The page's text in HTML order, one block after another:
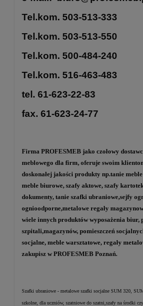
Tel.kom. 503-513-333
Tel.kom. 503-513-550
Tel.kom. 500-484-240
Tel.kom. 516-463-483
tel. 61-623-22-83
fax. 61-623-24-77
Firma PROFESMEB jako czołowy
meblowego dla firm, oferuje swoim
doskonałej jakości produkty np.tanie
meble biurowe, szafy aktowe, szafy
dokumenty, tanie szafki ubraniowe,sejfy
ognioodporne,metalowe regały
wiele innych produktów wyposażenia biur,
szpitali,magazynów, pomieszczeń
socjalne, meble warsztatowe, regały
zakupisz w PROFESMEB Poznań.
Szafki ubraniowe - metalowe szafki socjalne SUM 320,
szkolne, dla uczniów, szatniowe do szatni,szafy na środki